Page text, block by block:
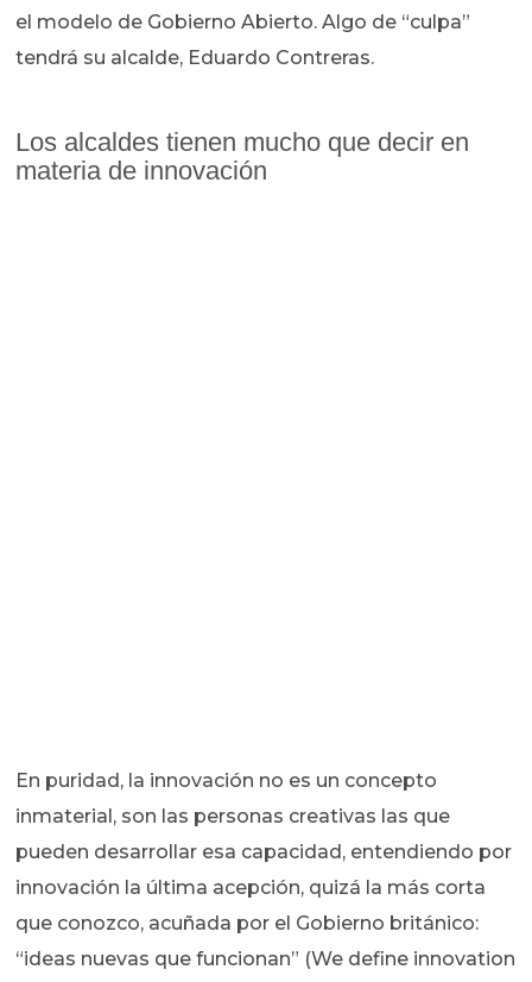
el modelo de Gobierno Abierto. Algo de “culpa”
tendrá su alcalde, Eduardo Contreras.
Los alcaldes tienen mucho que decir en
materia de innovación
En puridad, la innovación no es un concepto
inmaterial, son las personas creativas las que
pueden desarrollar esa capacidad, entendiendo por
innovación la última acepción, quizá la más corta
que conozco, acuñada por el Gobierno británico:
“ideas nuevas que funcionan” (We define innovation